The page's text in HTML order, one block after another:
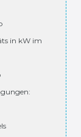
in kW im